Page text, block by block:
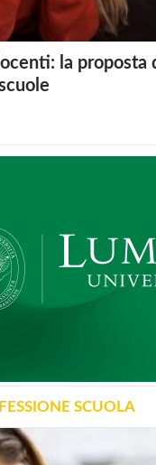
la proposta
SCUOLA